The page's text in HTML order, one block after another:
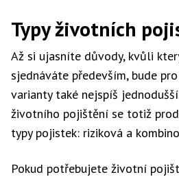
Typy životních
Až si ujasníte důvody, kvůli
sjednáváte především, bude
varianty také nejspíš
životního pojištění se totiž
typy pojistek: riziková a
Pokud potřebujete životní